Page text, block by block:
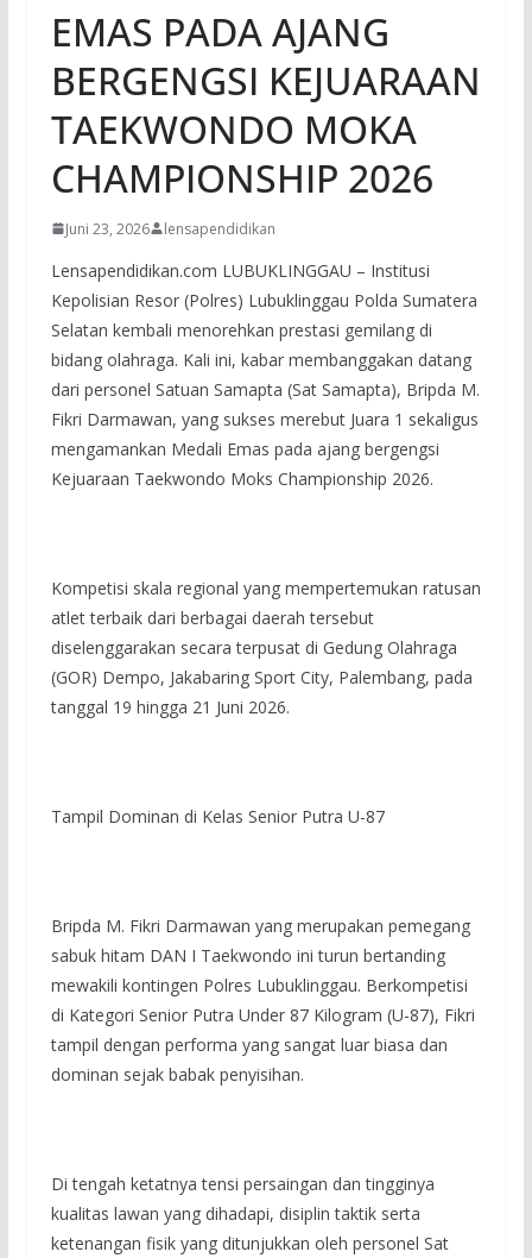
EMAS PADA AJANG
BERGENGSI KEJUARAAN
TAEKWONDO MOKA
CHAMPIONSHIP 2026
Juni 23, 2026 lensapendidikan
Lensapendidikan.com LUBUKLINGGAU – Institusi
Kepolisian Resor (Polres) Lubuklinggau Polda Sumatera
Selatan kembali menorehkan prestasi gemilang di
bidang olahraga. Kali ini, kabar membanggakan datang
dari personel Satuan Samapta (Sat Samapta), Bripda M.
Fikri Darmawan, yang sukses merebut Juara 1 sekaligus
mengamankan Medali Emas pada ajang bergengsi
Kejuaraan Taekwondo Moks Championship 2026.
Kompetisi skala regional yang mempertemukan ratusan
atlet terbaik dari berbagai daerah tersebut
diselenggarakan secara terpusat di Gedung Olahraga
(GOR) Dempo, Jakabaring Sport City, Palembang, pada
tanggal 19 hingga 21 Juni 2026.
Tampil Dominan di Kelas Senior Putra U-87
Bripda M. Fikri Darmawan yang merupakan pemegang
sabuk hitam DAN I Taekwondo ini turun bertanding
mewakili kontingen Polres Lubuklinggau. Berkompetisi
di Kategori Senior Putra Under 87 Kilogram (U-87), Fikri
tampil dengan performa yang sangat luar biasa dan
dominan sejak babak penyisihan.
Di tengah ketatnya tensi persaingan dan tingginya
kualitas lawan yang dihadapi, disiplin taktik serta
ketenangan fisik yang ditunjukkan oleh personel Sat